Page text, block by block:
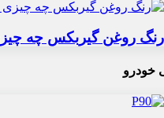
رنگ روغن گیربکس چه
خودرو